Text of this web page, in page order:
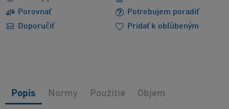
Porovnať
Potrebujem poradiť
Doporučiť
Pridať k obľúbeným
Popis Normy Použitie Objem